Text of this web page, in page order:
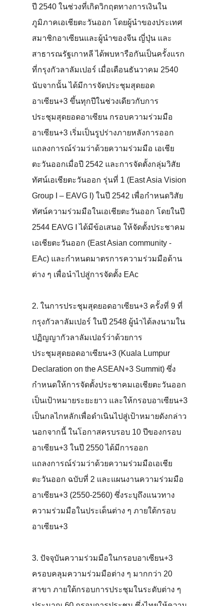
ปี 2540 ในช่วงที่เกิดวิกฤตทางการเงินใน
ภูมิภาคเอเชียตะวันออก โดยผู้นำของประเทศ
สมาชิกอาเซียนและผู้นำของจีน ญี่ปุ่น และ
สาธารณรัฐเกาหลี ได้พบหารือกันเป็นครั้งแรก
ที่กรุงกัวลาลัมเปอร์ เมื่อเดือนธันวาคม 2540
นับจากนั้น ได้มีการจัดประชุมสุดยอด
อาเซียน+3 ขึ้นทุกปีในช่วงเดียวกับการ
ประชุมสุดยอดอาเซียน กรอบความร่วมมือ
อาเซียน+3 เริ่มเป็นรูปร่างภายหลังการออก
แถลงการณ์ร่วมว่าด้วยความร่วมมือ เอเชีย
ตะวันออกเมื่อปี 2542 และการจัดตั้งกลุ่มวิสัย
ทัศน์เอเชียตะวันออก รุ่นที่ 1 (East Asia Vision
Group I – EAVG I) ในปี 2542 เพื่อกำหนดวิสัย
ทัศน์ความร่วมมือในเอเชียตะวันออก โดยในปี
2544 EAVG I ได้มีข้อเสนอ ให้จัดตั้งประชาคม
เอเชียตะวันออก (East Asian community -
EAc) และกำหนดมาตรการความร่วมมือด้าน
ต่าง ๆ เพื่อนำไปสู่การจัดตั้ง EAc
2. ในการประชุมสุดยอดอาเซียน+3 ครั้งที่ 9 ที่
กรุงกัวลาลัมเปอร์ ในปี 2548 ผู้นำได้ลงนามใน
ปฏิญญากัวลาลัมเปอร์ว่าด้วยการ
ประชุมสุดยอดอาเซียน+3 (Kuala Lumpur
Declaration on the ASEAN+3 Summit) ซึ่ง
กำหนดให้การจัดตั้งประชาคมเอเชียตะวันออก
เป็นเป้าหมายระยะยาว และให้กรอบอาเซียน+3
เป็นกลไกหลักเพื่อดำเนินไปสู่เป้าหมายดังกล่าว
นอกจากนี้ ในโอกาสครบรอบ 10 ปีของกรอบ
อาเซียน+3 ในปี 2550 ได้มีการออก
แถลงการณ์ร่วมว่าด้วยความร่วมมือเอเชีย
ตะวันออก ฉบับที่ 2 และแผนงานความร่วมมือ
อาเซียน+3 (2550-2560) ซึ่งระบุถึงแนวทาง
ความร่วมมือในประเด็นต่าง ๆ ภายใต้กรอบ
อาเซียน+3
3. ปัจจุบันความร่วมมือในกรอบอาเซียน+3
ครอบคลุมความร่วมมือต่าง ๆ มากกว่า 20
สาขา ภายใต้กรอบการประชุมในระดับต่าง ๆ